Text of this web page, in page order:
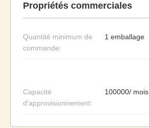
Propriétés commerciales
Quantité minimum de
commande:
1 emballage
Capacité
d'approvisionnement:
100000/ mois